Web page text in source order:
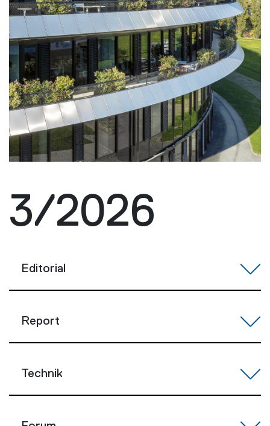
3/2026
Editorial
Report
Technik